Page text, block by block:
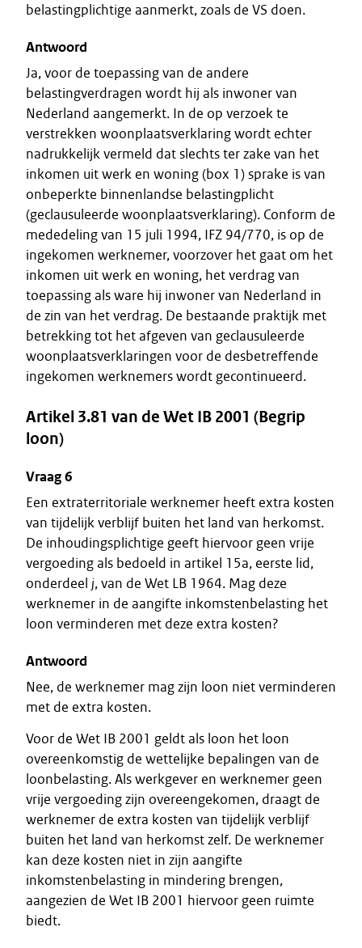
belastingplichtige aanmerkt, zoals de VS doen.
Antwoord
Ja, voor de toepassing van de andere
belastingverdragen wordt hij als inwoner van
Nederland aangemerkt. In de op verzoek te
verstrekken woonplaatsverklaring wordt echter
nadrukkelijk vermeld dat slechts ter zake van het
inkomen uit werk en woning (box 1) sprake is van
onbeperkte binnenlandse belastingplicht
(geclausuleerde woonplaatsverklaring). Conform de
mededeling van 15 juli 1994, IFZ 94/770, is op de
ingekomen werknemer, voorzover het gaat om het
inkomen uit werk en woning, het verdrag van
toepassing als ware hij inwoner van Nederland in
de zin van het verdrag. De bestaande praktijk met
betrekking tot het afgeven van geclausuleerde
woonplaatsverklaringen voor de desbetreffende
ingekomen werknemers wordt gecontinueerd.
Artikel 3.81 van de Wet IB 2001 (Begrip
loon)
Vraag 6
Een extraterritoriale werknemer heeft extra kosten
van tijdelijk verblijf buiten het land van herkomst.
De inhoudingsplichtige geeft hiervoor geen vrije
vergoeding als bedoeld in artikel 15a, eerste lid,
onderdeel j, van de Wet LB 1964. Mag deze
werknemer in de aangifte inkomstenbelasting het
loon verminderen met deze extra kosten?
Antwoord
Nee, de werknemer mag zijn loon niet verminderen
met de extra kosten.
Voor de Wet IB 2001 geldt als loon het loon
overeenkomstig de wettelijke bepalingen van de
loonbelasting. Als werkgever en werknemer geen
vrije vergoeding zijn overeengekomen, draagt de
werknemer de extra kosten van tijdelijk verblijf
buiten het land van herkomst zelf. De werknemer
kan deze kosten niet in zijn aangifte
inkomstenbelasting in mindering brengen,
aangezien de Wet IB 2001 hiervoor geen ruimte
biedt.